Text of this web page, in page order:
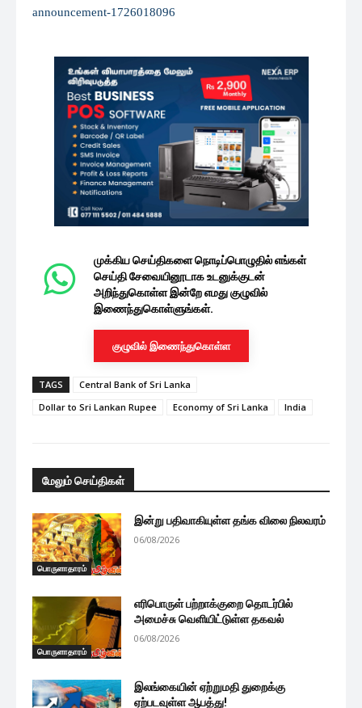
announcement-1726018096
முக்கிய செய்திகளை நொடிப்பொழுதில் எங்கள்
செய்தி சேவையினூடாக உடனுக்குடன்
அறிந்துகொள்ள இன்றே எமது குழுவில்
இணைந்துகொள்ளுங்கள்.
குழுவில் இணைந்துகொள்ள
TAGS
Central Bank of Sri Lanka
Dollar to Sri Lankan Rupee
Economy of Sri Lanka India
மேலும் செய்திகள்
பொருளாதாரம்
இன்று பதிவாகியுள்ள தங்க விலை நிலவரம்
06/08/2026
பொருளாதாரம்
எரிபொருள் பற்றாக்குறை தொடர்பில்
அமைச்சு வெளியிட்டுள்ள தகவல்
06/08/2026
இலங்கையின் ஏற்றுமதி துறைக்கு
ஏற்படவுள்ள ஆபத்து!